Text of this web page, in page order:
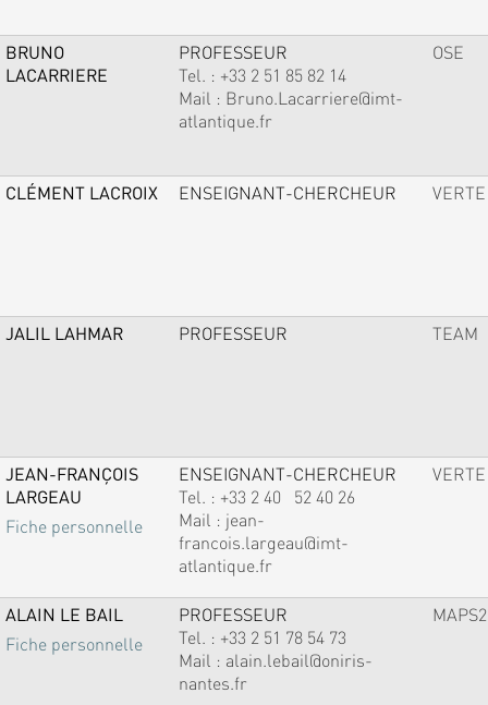
BRUNO
LACARRIERE
PROFESSEUR
Tel. : +33 2 51 85 82 14
Mail : Bruno.Lacarriere@imt-
atlantique.fr
OSE
CLÉMENT LACROIX ENSEIGNANT-CHERCHEUR VERTE
JALIL LAHMAR PROFESSEUR TEAM
JEAN-FRANÇOIS
LARGEAU
Fiche personnelle
ENSEIGNANT-CHERCHEUR
Tel. : +33 2 40 52 40 26
Mail : jean-
francois.largeau@imt-
atlantique.fr
VERTE
ALAIN LE BAIL
Fiche personnelle
PROFESSEUR
Tel. : +33 2 51 78 54 73
Mail : alain.lebail@oniris-
nantes.fr
MAPS2